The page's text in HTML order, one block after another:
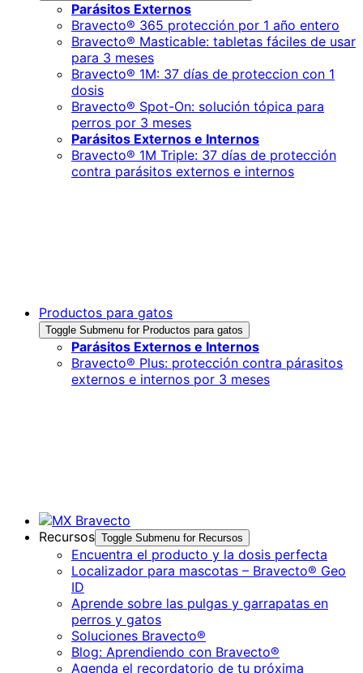
Parásitos Externos
Bravecto® 365 protección por 1 año entero
Bravecto® Masticable: tabletas fáciles de usar
para 3 meses
Bravecto® 1M: 37 días de proteccion con 1
dosis
Bravecto® Spot-On: solución tópica para
perros por 3 meses
Parásitos Externos e Internos
Bravecto® 1M Triple: 37 días de protección
contra parásitos externos e internos
Productos para gatos
Toggle Submenu for Productos para gatos
Parásitos Externos e Internos
Bravecto® Plus: protección contra párasitos
externos e internos por 3 meses
Recursos Toggle Submenu for Recursos
Encuentra el producto y la dosis perfecta
Localizador para mascotas – Bravecto® Geo
ID
Aprende sobre las pulgas y garrapatas en
perros y gatos
Soluciones Bravecto®
Blog: Aprendiendo con Bravecto®
Agenda el recordatorio de tu próxima